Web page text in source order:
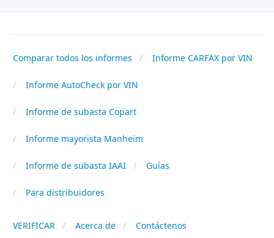
Comparar todos los informes Informe CARFAX por VIN
Informe AutoCheck por VIN
Informe de subasta Copart
Informe mayorista Manheim
Informe de subasta IAAI Guías
Para distribuidores
VERIFICAR Acerca de Contáctenos